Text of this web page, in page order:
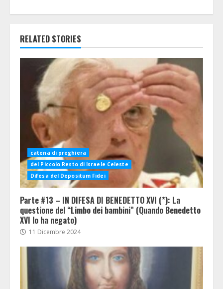
RELATED STORIES
catena di preghiera
del Piccolo Resto di Israele Celeste
Difesa del Depositum Fidei
Parte #13 – IN DIFESA DI BENEDETTO XVI (*): La
questione del “Limbo dei bambini” (Quando Benedetto
XVI lo ha negato)
11 Dicembre 2024